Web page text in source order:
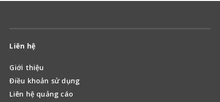
Liên hệ
Giới thiệu
Điều khoản sử dụng
Liên hệ quảng cáo